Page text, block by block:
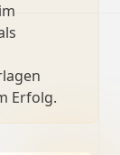
Erfolg.